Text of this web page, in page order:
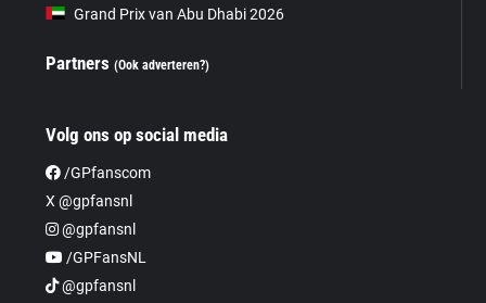
Grand Prix van Abu Dhabi 2026
Partners(Ook adverteren?)
Volg ons op social media
/GPfanscom
X @gpfansnl
@gpfansnl
/GPFansNL
@gpfansnl